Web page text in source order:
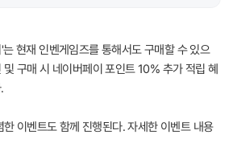
현재 인벤게임즈를 통해서도 구매할 수 있으
구매 시 네이버페이 포인트 10% 추가 적립 혜
이벤트도 함께 진행된다. 자세한 이벤트 내용